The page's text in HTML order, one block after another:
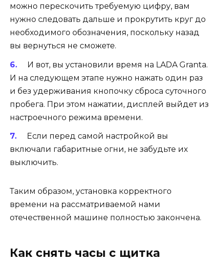
можно перескочить требуемую цифру, вам
нужно следовать дальше и прокрутить круг до
необходимого обозначения, поскольку назад
вы вернуться не сможете.
И вот, вы установили время на LADA Granta.
И на следующем этапе нужно нажать один раз
и без удерживания кнопочку сброса суточного
пробега. При этом нажатии, дисплей выйдет из
настроечного режима времени.
Если перед самой настройкой вы
включали габаритные огни, не забудьте их
выключить.
Таким образом, установка корректного
времени на рассматриваемой нами
отечественной машине полностью закончена.
Как снять часы с щитка